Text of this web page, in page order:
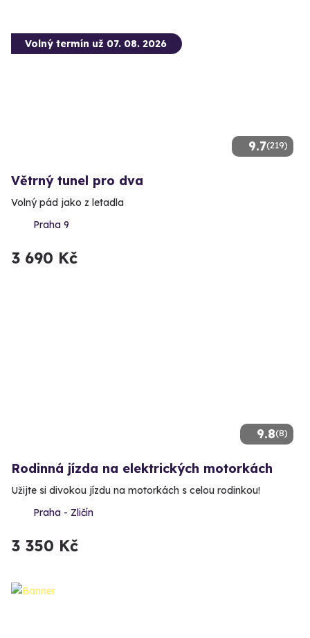
9.7(219)
Volný termín už 07. 08. 2026
Větrný tunel pro dva
Volný pád jako z letadla
Praha 9
3 690 Kč
9.8(8)
Rodinná jízda na elektrických motorkách
Užijte si divokou jízdu na motorkách s celou rodinkou!
Praha - Zličín
3 350 Kč